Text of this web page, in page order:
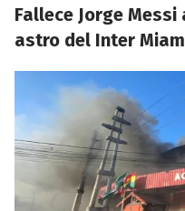
Fallece Jorge
astro del Inter